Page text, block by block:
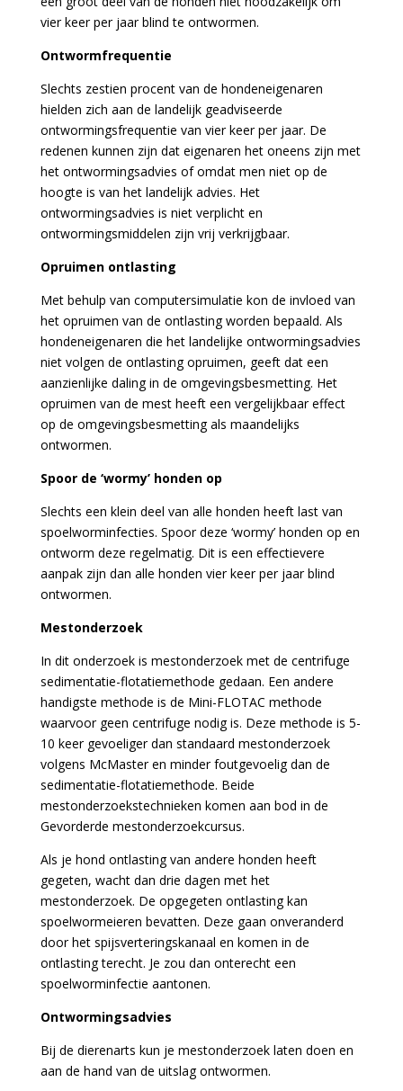
vier keer per jaar blind te ontwormen.
Ontwormfrequentie
Slechts zestien procent van de hondeneigenaren
hielden zich aan de landelijk geadviseerde
ontwormingsfrequentie van vier keer per jaar. De
redenen kunnen zijn dat eigenaren het oneens zijn met
het ontwormingsadvies of omdat men niet op de
hoogte is van het landelijk advies. Het
ontwormingsadvies is niet verplicht en
ontwormingsmiddelen zijn vrij verkrijgbaar.
Opruimen ontlasting
Met behulp van computersimulatie kon de invloed van
het opruimen van de ontlasting worden bepaald. Als
hondeneigenaren die het landelijke ontwormingsadvies
niet volgen de ontlasting opruimen, geeft dat een
aanzienlijke daling in de omgevingsbesmetting. Het
opruimen van de mest heeft een vergelijkbaar effect
op de omgevingsbesmetting als maandelijks
ontwormen.
Spoor de ‘wormy’ honden op
Slechts een klein deel van alle honden heeft last van
spoelworminfecties. Spoor deze ‘wormy’ honden op en
ontworm deze regelmatig. Dit is een effectievere
aanpak zijn dan alle honden vier keer per jaar blind
ontwormen.
Mestonderzoek
In dit onderzoek is mestonderzoek met de centrifuge
sedimentatie-flotatiemethode gedaan. Een andere
handigste methode is de Mini-FLOTAC methode
waarvoor geen centrifuge nodig is. Deze methode is 5-
10 keer gevoeliger dan standaard mestonderzoek
volgens McMaster en minder foutgevoelig dan de
sedimentatie-flotatiemethode. Beide
mestonderzoekstechnieken komen aan bod in de
Gevorderde mestonderzoekcursus.
Als je hond ontlasting van andere honden heeft
gegeten, wacht dan drie dagen met het
mestonderzoek. De opgegeten ontlasting kan
spoelwormeieren bevatten. Deze gaan onveranderd
door het spijsverteringskanaal en komen in de
ontlasting terecht. Je zou dan onterecht een
spoelworminfectie aantonen.
Ontwormingsadvies
Bij de dierenarts kun je mestonderzoek laten doen en
aan de hand van de uitslag ontwormen.